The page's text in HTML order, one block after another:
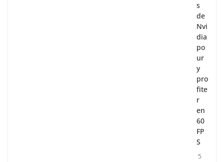
s
de
Nvi
dia
po
ur
y
pro
fite
r
en
60
FP
S
5